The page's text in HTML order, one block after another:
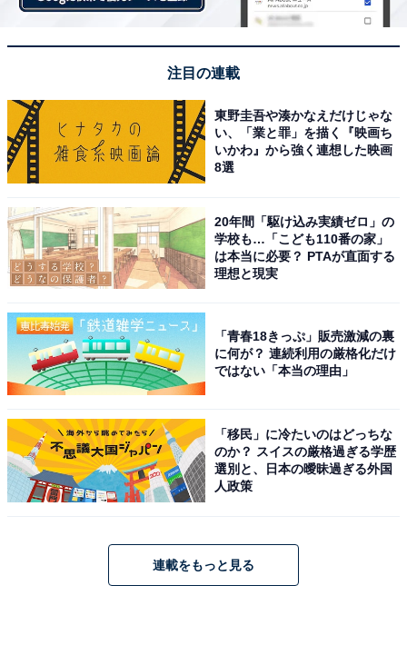
注目の連載
東野圭吾や湊かなえだけじゃな
い、「業と罪」を描く『映画ち
いかわ』から強く連想した映画
8選
20年間「駆け込み実績ゼロ」の
学校も…「こども110番の家」
は本当に必要？ PTAが直面する
理想と現実
「青春18きっぷ」販売激減の裏
に何が？ 連続利用の厳格化だけ
ではない「本当の理由」
「移民」に冷たいのはどっちな
のか？ スイスの厳格過ぎる学歴
選別と、日本の曖昧過ぎる外国
人政策
連載をもっと見る